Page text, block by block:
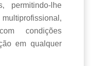
permitindo-lhe
condições
em qualquer